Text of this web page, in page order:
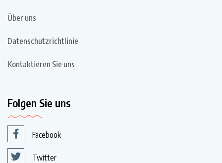
Über uns
Datenschutzrichtlinie
Kontaktieren Sie uns
Folgen Sie uns
Facebook
Twitter